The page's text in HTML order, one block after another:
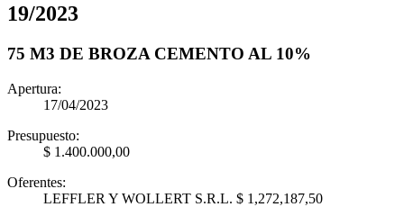
19/2023
75 M3 DE BROZA CEMENTO AL 10%
Apertura:
17/04/2023
Presupuesto:
$ 1.400.000,00
Oferentes:
LEFFLER Y WOLLERT S.R.L. $ 1,272,187,50